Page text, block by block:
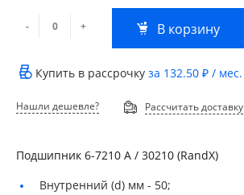
- + В корзину
Купить в рассрочку за 132.50 ₽ / мес.
Нашли дешевле? Рассчитать доставку
Подшипник 6-7210 A / 30210 (RandX)
Внутренний (d) мм - 50;